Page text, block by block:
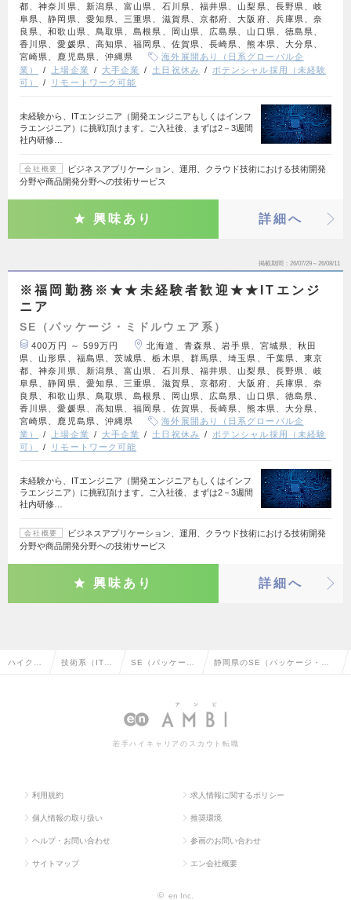
都、神奈川県、新潟県、富山県、石川県、福井県、山梨県、長野県、岐
阜県、静岡県、愛知県、三重県、滋賀県、京都府、大阪府、兵庫県、奈
良県、和歌山県、鳥取県、島根県、岡山県、広島県、山口県、徳島県、
香川県、愛媛県、高知県、福岡県、佐賀県、長崎県、熊本県、大分県、
宮崎県、鹿児島県、沖縄県
海外展開あり（日系グローバル企
業）
上場企業 大手企業 土日祝休み
ポテンシャル採用（未経験
可）
リモートワーク可能
未経験から、ITエンジニア（開発エンジニアもしくはインフ
ラエンジニア）に挑戦頂けます。ご入社後、まずは2－3週間
社内研修…
会社概要
ビジネスアプリケーション、運用、クラウド技術における技術開発
分野や商品開発分野への技術サービス
興味あり 詳細へ
掲載期間 26/07/29～26/08/11
※福岡勤務※★★未経験者歓迎★★ITエンジ
ニア
SE（パッケージ・ミドルウェア系）
400万円 ～ 599万円
北海道、青森県、岩手県、宮城県、秋田
県、山形県、福島県、茨城県、栃木県、群馬県、埼玉県、千葉県、東京
都、神奈川県、新潟県、富山県、石川県、福井県、山梨県、長野県、岐
阜県、静岡県、愛知県、三重県、滋賀県、京都府、大阪府、兵庫県、奈
良県、和歌山県、鳥取県、島根県、岡山県、広島県、山口県、徳島県、
香川県、愛媛県、高知県、福岡県、佐賀県、長崎県、熊本県、大分県、
宮崎県、鹿児島県、沖縄県
海外展開あり（日系グローバル企
業）
上場企業 大手企業 土日祝休み
ポテンシャル採用（未経験
可）
リモートワーク可能
未経験から、ITエンジニア（開発エンジニアもしくはインフ
ラエンジニア）に挑戦頂けます。ご入社後、まずは2－3週間
社内研修…
会社概要
ビジネスアプリケーション、運用、クラウド技術における技術開発
分野や商品開発分野への技術サービス
興味あり 詳細へ
ハイクラ 技術系（IT・ SE（パッケー
ア系）
静岡県のSE（パッケージ・ミ
報一覧
若手ハイキャリアのスカウト転職
利用規約 求人情報に関するポリシー
個人情報の取り扱い 推奨環境
ヘルプ・お問い合わせ 参画のお問い合わせ
サイトマップ エン会社概要
© en Inc.